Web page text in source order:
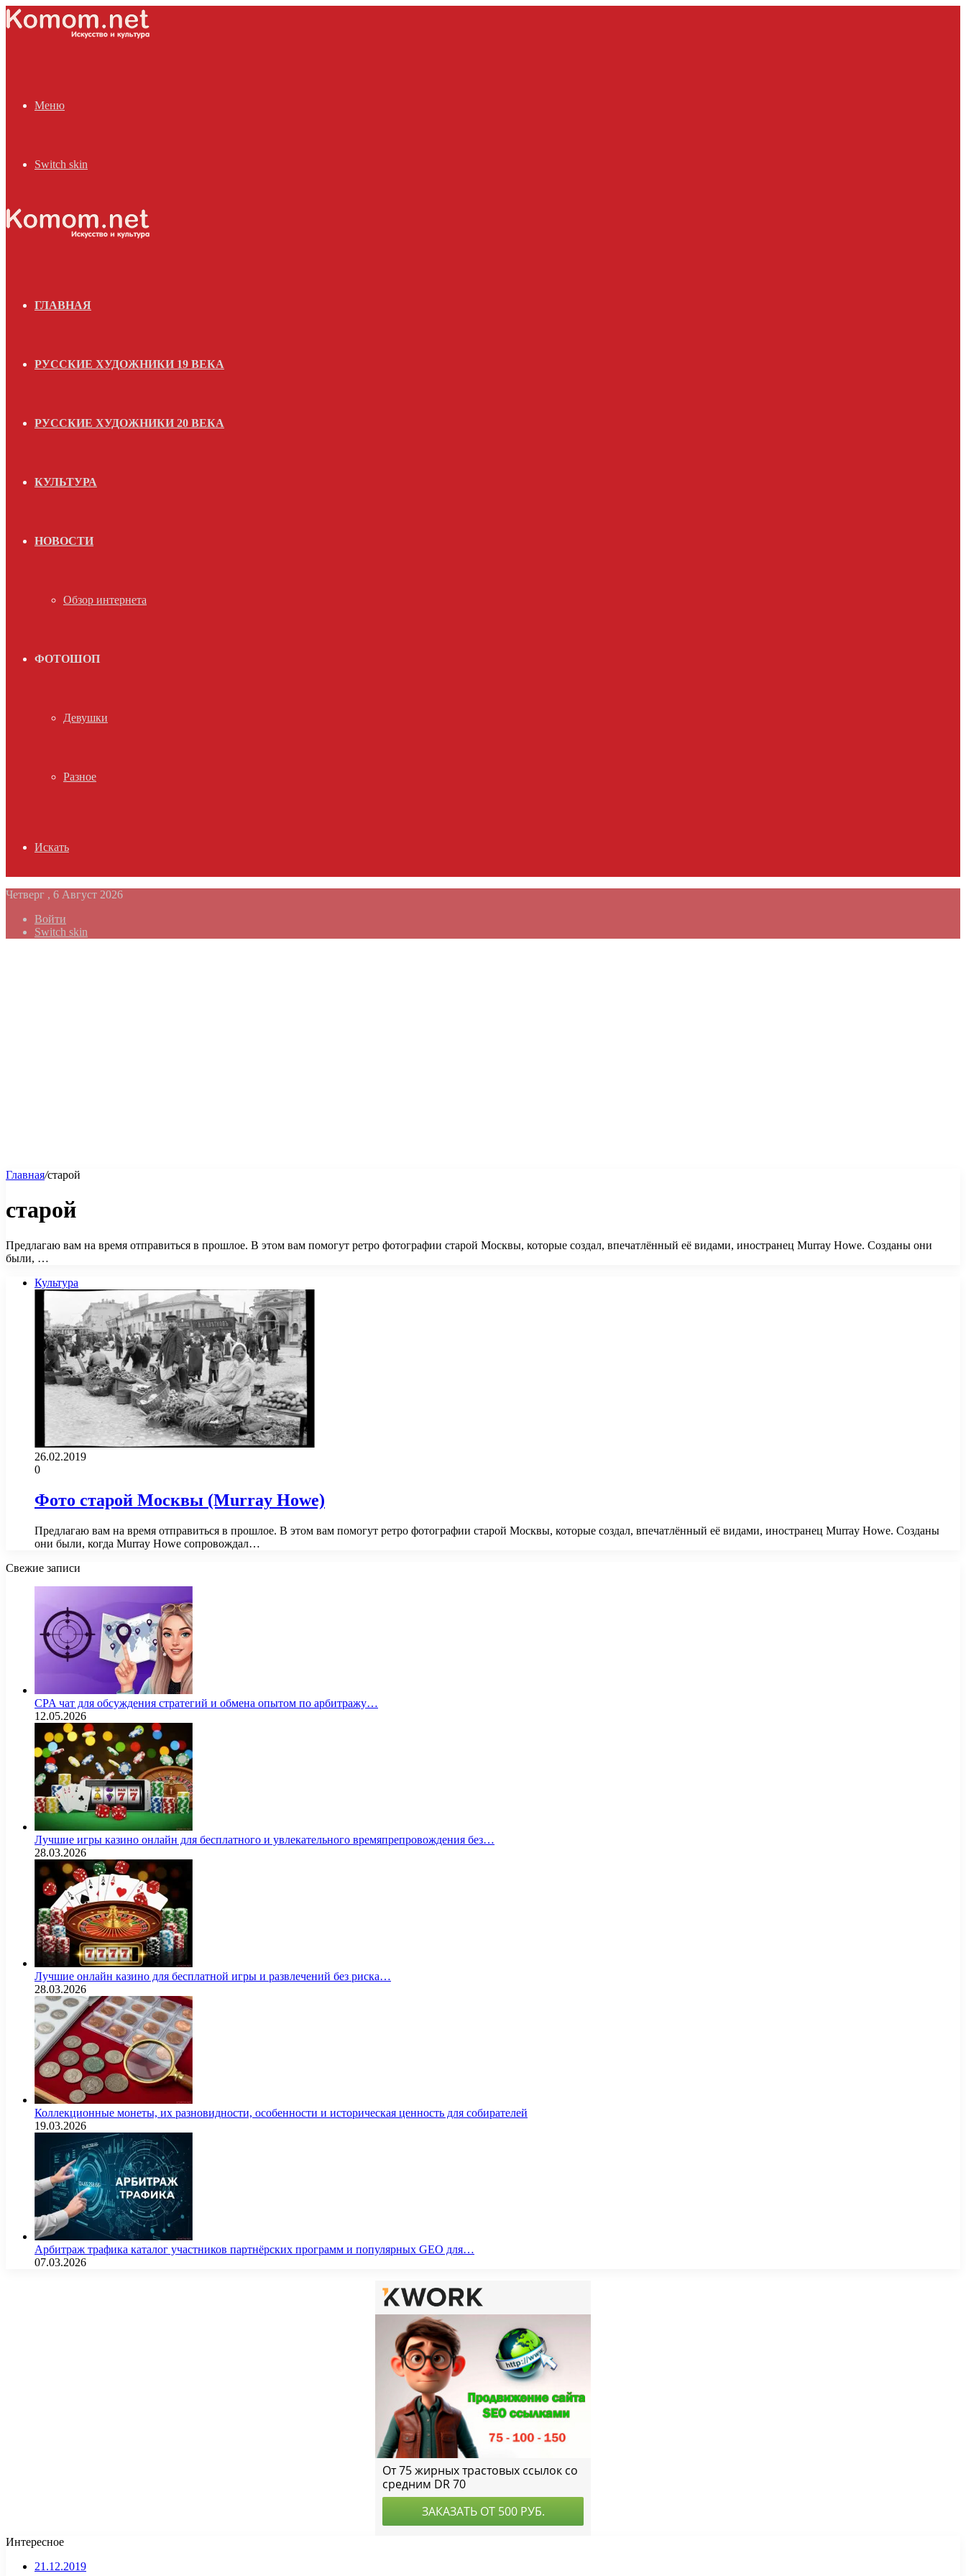
Меню
Switch skin
ГЛАВНАЯ
РУССКИЕ ХУДОЖНИКИ 19 ВЕКА
РУССКИЕ ХУДОЖНИКИ 20 ВЕКА
КУЛЬТУРА
НОВОСТИ
Обзор интернета
ФОТОШОП
Девушки
Разное
Искать
Четверг , 6 Август 2026
Войти
Switch skin
Главная/старой
старой
Предлагаю вам на время отправиться в прошлое. В этом вам помогут ретро фотографии старой Москвы, которые создал, впечатлённый её видами, иностранец Murray Howe. Созданы они
были, …
Культура
26.02.2019
0
Фото старой Москвы (Murray Howe)
Предлагаю вам на время отправиться в прошлое. В этом вам помогут ретро фотографии старой Москвы, которые создал, впечатлённый её видами, иностранец Murray Howe. Созданы
они были, когда Murray Howe сопровождал…
Свежие записи
CPA чат для обсуждения стратегий и обмена опытом по арбитражу…
12.05.2026
Лучшие игры казино онлайн для бесплатного и увлекательного времяпрепровождения без…
28.03.2026
Лучшие онлайн казино для бесплатной игры и развлечений без риска…
28.03.2026
Коллекционные монеты, их разновидности, особенности и историческая ценность для собирателей
19.03.2026
Арбитраж трафика каталог участников партнёрских программ и популярных GEO для…
07.03.2026
Интересное
21.12.2019